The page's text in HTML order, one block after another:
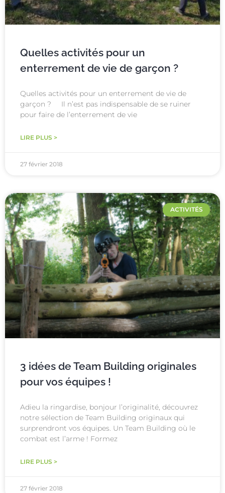
Quelles activités pour un
enterrement de vie de garçon ?
Quelles activités pour un enterrement de vie de
garçon ? Il n’est pas indispensable de se ruiner
pour faire de l’enterrement de vie
LIRE PLUS >
27 février 2018
ACTIVITÉS
3 idées de Team Building originales
pour vos équipes !
Adieu la ringardise, bonjour l’originalité, découvrez
notre sélection de Team Building originaux qui
surprendront vos équipes. Un Team Building où le
combat est l’arme ! Formez
LIRE PLUS >
27 février 2018